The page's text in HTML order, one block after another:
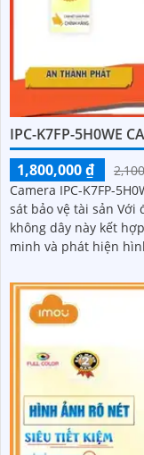
IPC-K7FP-5H0WE
1,800,000 ₫
Camera IPC-K7FP-
sát bảo vệ tài sản Với
không dây này kết
minh và phát hiện